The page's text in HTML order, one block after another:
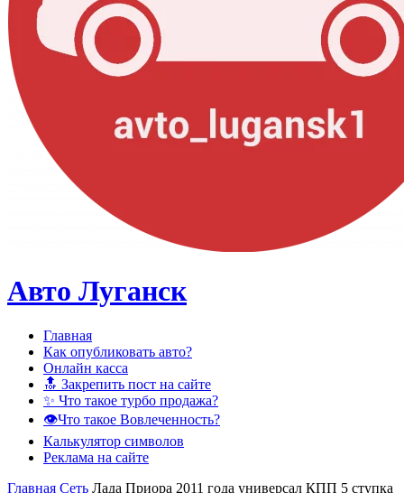
Авто Луганск
Главная
Как опубликовать авто?
Онлайн касса
🔝 Закрепить пост на сайте
✨ Что такое турбо продажа?
👁️Что такое Вовлеченность?
Калькулятор символов
Реклама на сайте
Главная Сеть Лада Приора 2011 года универсал КПП 5 ступка